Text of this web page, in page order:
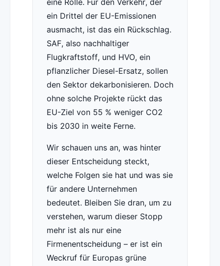
eine Rolle. Für den Verkehr, der
ein Drittel der EU-Emissionen
ausmacht, ist das ein Rückschlag.
SAF, also nachhaltiger
Flugkraftstoff, und HVO, ein
pflanzlicher Diesel-Ersatz, sollen
den Sektor dekarbonisieren. Doch
ohne solche Projekte rückt das
EU-Ziel von 55 % weniger CO2
bis 2030 in weite Ferne.
Wir schauen uns an, was hinter
dieser Entscheidung steckt,
welche Folgen sie hat und was sie
für andere Unternehmen
bedeutet. Bleiben Sie dran, um zu
verstehen, warum dieser Stopp
mehr ist als nur eine
Firmenentscheidung – er ist ein
Weckruf für Europas grüne